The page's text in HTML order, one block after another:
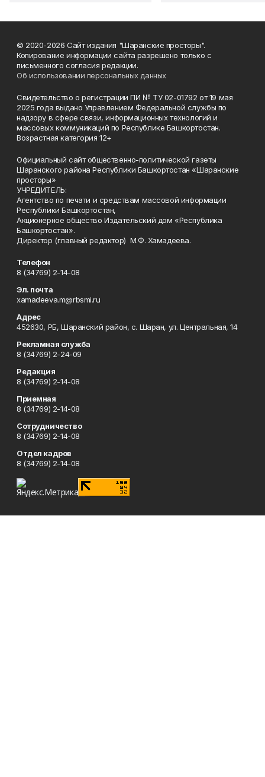
© 2020-2026 Сайт издания "Шаранские просторы".
Копирование информации сайта разрешено только с
письменного согласия редакции.
Об использовании персональных данных
Свидетельство о регистрации ПИ № ТУ 02-01792 от 19 мая
2025 года выдано Управлением Федеральной службы по
надзору в сфере связи, информационных технологий и
массовых коммуникаций по Республике Башкортостан.
Возрастная категория 12+
Официальный сайт общественно-политической газеты
Шаранского района Республики Башкортостан «Шаранские
просторы»
УЧРЕДИТЕЛЬ:
Агентство по печати и средствам массовой информации
Республики Башкортостан,
Акционерное общество Издательский дом «Республика
Башкортостан».
Директор (главный редактор) М.Ф. Хамадеева.
Телефон
8 (34769) 2-14-08
Эл. почта
xamadeeva.m@rbsmi.ru
Адрес
452630, РБ, Шаранский район, с. Шаран, ул. Центральная, 14
Рекламная служба
8 (34769) 2-24-09
Редакция
8 (34769) 2-14-08
Приемная
8 (34769) 2-14-08
Сотрудничество
8 (34769) 2-14-08
Отдел кадров
8 (34769) 2-14-08